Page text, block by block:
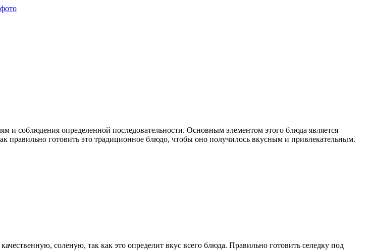
и соблюдения определенной последовательности. Основным элементом этого блюда является
правильно готовить это традиционное блюдо, чтобы оно получилось вкусным и привлекательным.
соленую, так как это определит вкус всего блюда. Правильно готовить селедку под